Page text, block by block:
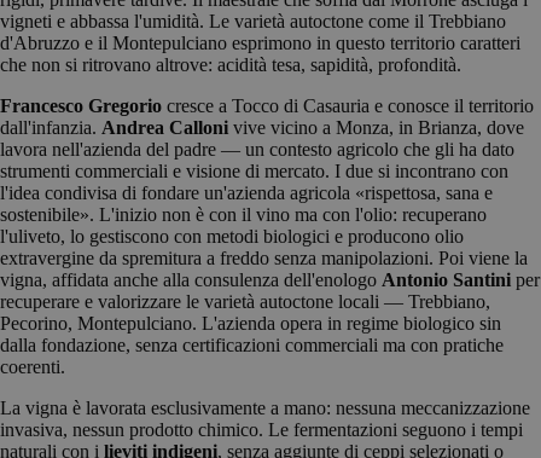
vigneti e abbassa l'umidità. Le varietà autoctone come il Trebbiano
d'Abruzzo e il Montepulciano esprimono in questo territorio caratteri
che non si ritrovano altrove: acidità tesa, sapidità, profondità.
Francesco Gregorio cresce a Tocco di Casauria e conosce il territorio
dall'infanzia. Andrea Calloni vive vicino a Monza, in Brianza, dove
lavora nell'azienda del padre — un contesto agricolo che gli ha dato
strumenti commerciali e visione di mercato. I due si incontrano con
l'idea condivisa di fondare un'azienda agricola «rispettosa, sana e
sostenibile». L'inizio non è con il vino ma con l'olio: recuperano
l'uliveto, lo gestiscono con metodi biologici e producono olio
extravergine da spremitura a freddo senza manipolazioni. Poi viene la
vigna, affidata anche alla consulenza dell'enologo Antonio Santini per
recuperare e valorizzare le varietà autoctone locali — Trebbiano,
Pecorino, Montepulciano. L'azienda opera in regime biologico sin
dalla fondazione, senza certificazioni commerciali ma con pratiche
coerenti.
La vigna è lavorata esclusivamente a mano: nessuna meccanizzazione
invasiva, nessun prodotto chimico. Le fermentazioni seguono i tempi
naturali con i lieviti indigeni, senza aggiunte di ceppi selezionati o